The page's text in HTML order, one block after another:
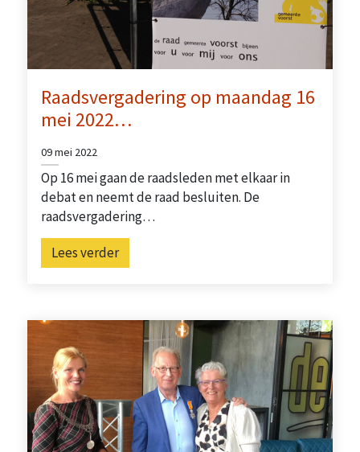
Raadsvergadering op maandag 16
mei 2022…
09 mei 2022
Op 16 mei gaan de raadsleden met elkaar in
debat en neemt de raad besluiten. De
raadsvergadering…
Lees verder